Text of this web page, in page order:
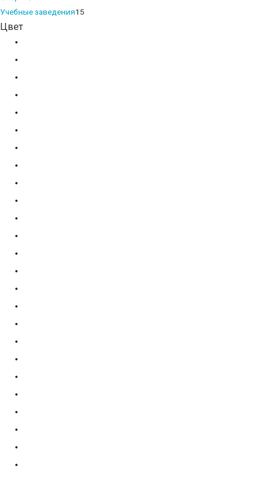
products
Учебные заведения15
Цвет